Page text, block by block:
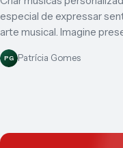
especial de expressar
arte musical. Imagine
PG Patrícia Gomes